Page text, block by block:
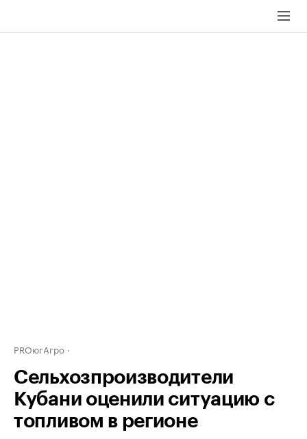
PROюгАгро
Сельхозпроизводители
Кубани оценили ситуацию с
топливом в регионе